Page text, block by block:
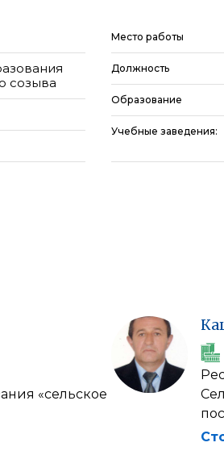
созыва
Место работы
Должность
Образование
Учебные заведения:
«сельское